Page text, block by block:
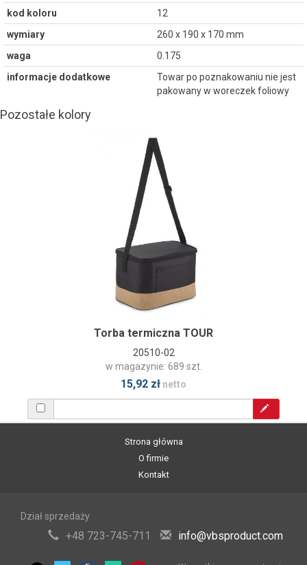
kod koloru
12
wymiary
260 x 190 x 170 mm
waga
0.175
informacje dodatkowe
Towar po poznakowaniu nie jest
pakowany w woreczek foliowy
Pozostałe kolory
Torba termiczna TOUR
20510-02
w magazynie: 689 szt.
15,92 zł netto
Strona główna
O firmie
Kontakt
Dział sprzedaży
+48 723-745-711 info@vbsproduct.com